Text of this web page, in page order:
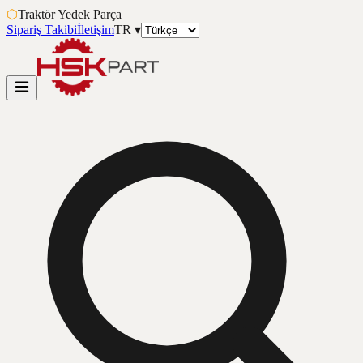
⬡Traktör Yedek Parça
Sipariş TakibiİletişimTR ▾